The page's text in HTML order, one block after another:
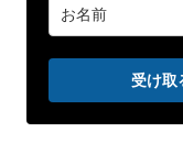
受け取